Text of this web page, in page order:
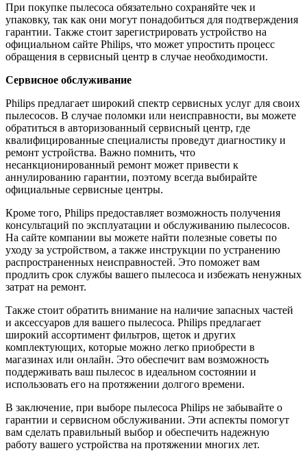
При покупке пылесоса обязательно сохраняйте чек и
упаковку, так как они могут понадобиться для подтверждения
гарантии. Также стоит зарегистрировать устройство на
официальном сайте Philips, что может упростить процесс
обращения в сервисный центр в случае необходимости.
Сервисное обслуживание
Philips предлагает широкий спектр сервисных услуг для своих
пылесосов. В случае поломки или неисправности, вы можете
обратиться в авторизованный сервисный центр, где
квалифицированные специалисты проведут диагностику и
ремонт устройства. Важно помнить, что
несанкционированный ремонт может привести к
аннулированию гарантии, поэтому всегда выбирайте
официальные сервисные центры.
Кроме того, Philips предоставляет возможность получения
консультаций по эксплуатации и обслуживанию пылесосов.
На сайте компании вы можете найти полезные советы по
уходу за устройством, а также инструкции по устранению
распространенных неисправностей. Это поможет вам
продлить срок службы вашего пылесоса и избежать ненужных
затрат на ремонт.
Также стоит обратить внимание на наличие запасных частей
и аксессуаров для вашего пылесоса. Philips предлагает
широкий ассортимент фильтров, щеток и других
комплектующих, которые можно легко приобрести в
магазинах или онлайн. Это обеспечит вам возможность
поддерживать ваш пылесос в идеальном состоянии и
использовать его на протяжении долгого времени.
В заключение, при выборе пылесоса Philips не забывайте о
гарантии и сервисном обслуживании. Эти аспекты помогут
вам сделать правильный выбор и обеспечить надежную
работу вашего устройства на протяжении многих лет.